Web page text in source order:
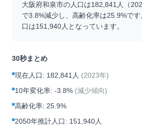
大阪府和泉市の人口は182,841 人（
で3.8%減少し、高齢化率は25.9%で
口は151,940人となっています。
30秒まとめ
現在人口: 182,841人 (2023年)
10年変化率: -3.8% (減少傾向)
高齢化率: 25.9%
2050年推計人口: 151,940人